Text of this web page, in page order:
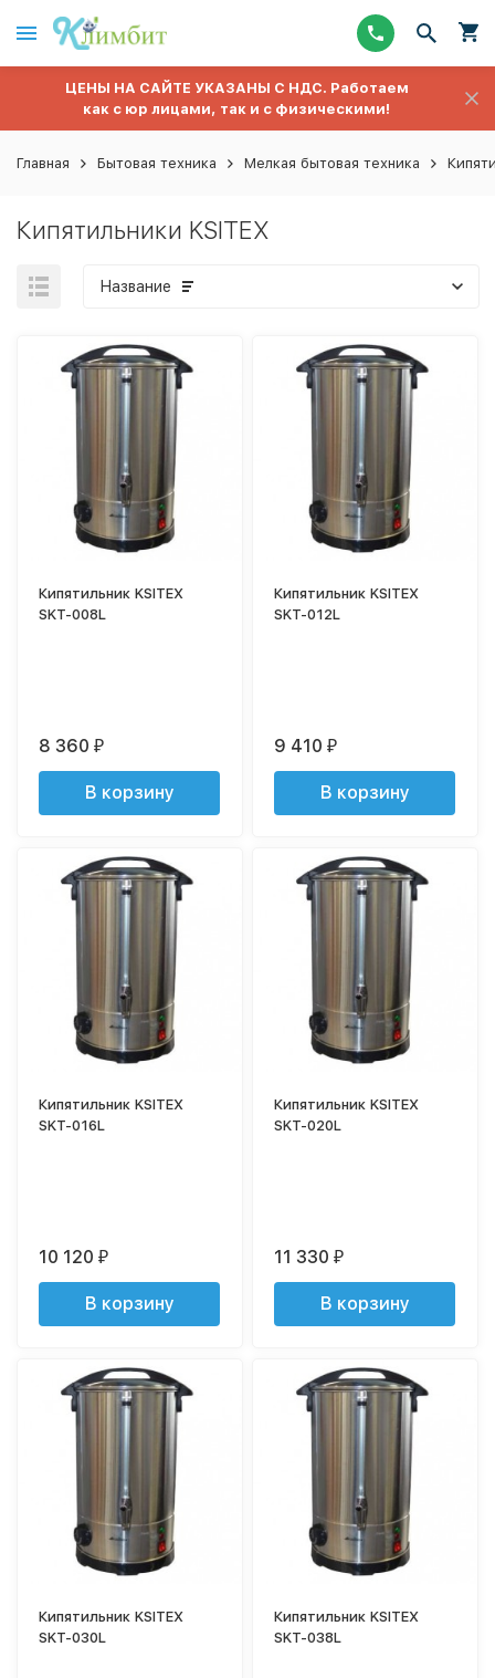
ЦЕНЫ НА САЙТЕ УКАЗАНЫ С НДС. Работаем
как с юр лицами, так и с физическими!
Главная Бытовая техника Мелкая бытовая техника
Кипятильники KSITEX
Название
Кипятильник KSITEX
SKT-008L
8 360₽
В корзину
Кипятильник KSITEX
SKT-012L
9 410₽
В корзину
Кипятильник KSITEX
SKT-016L
10 120₽
В корзину
Кипятильник KSITEX
SKT-020L
11 330₽
В корзину
Кипятильник KSITEX
SKT-030L
Кипятильник KSITEX
SKT-038L